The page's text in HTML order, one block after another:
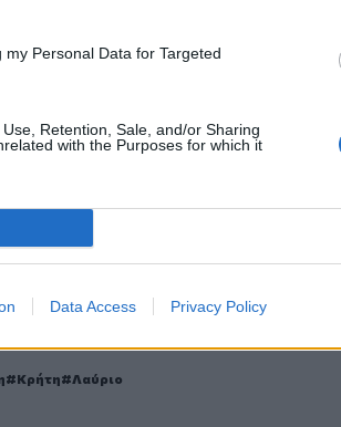
Personal Data for Targeted
Retention, Sale, and/or Sharing
with the Purposes for which it
Data Access Privacy Policy
και στοFacebook
Κρήτη Λαύριο